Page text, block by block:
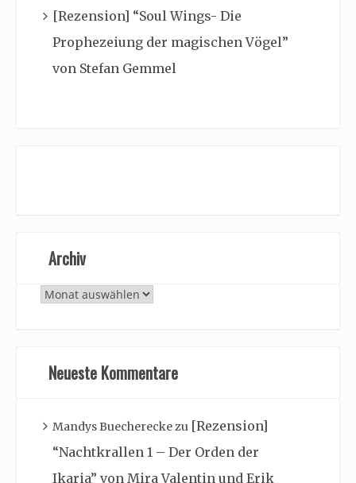
[Rezension] “Soul Wings- Die
Prophezeiung der magischen Vögel”
von Stefan Gemmel
Archiv
Archiv
Neueste Kommentare
Mandys Buechereckezu [Rezension]
“Nachtkrallen 1 – Der Orden der
Ikaria” von Mira Valentin und Erik